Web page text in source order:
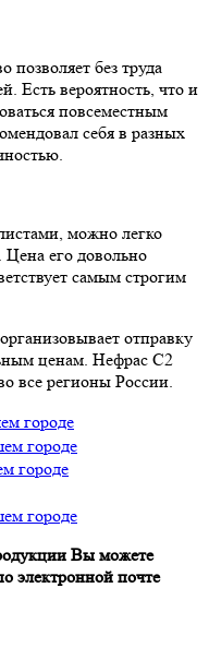
позволяет без труда
Есть вероятность, что и
повсеместным
себя в разных
можно легко
его довольно
самым строгим
отправку
ценам. Нефрас С2
все регионы России.
Вы можете
электронной почте